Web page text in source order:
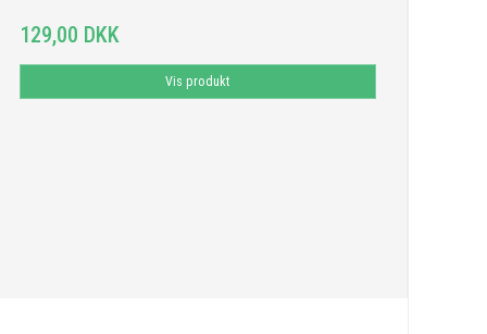
129,00 DKK
Vis produkt